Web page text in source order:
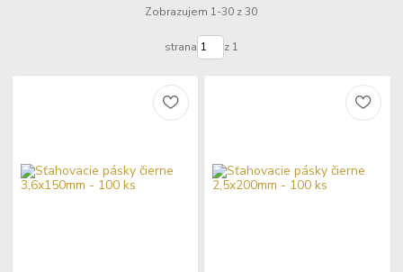
Zobrazujem 1-30 z 30
strana z 1